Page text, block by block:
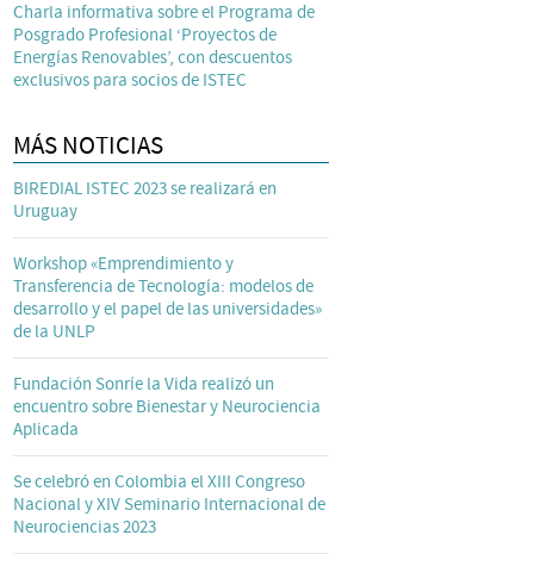
Charla informativa sobre el Programa de
Posgrado Profesional ‘Proyectos de
Energías Renovables’, con descuentos
exclusivos para socios de ISTEC
MÁS NOTICIAS
BIREDIAL ISTEC 2023 se realizará en
Uruguay
Workshop «Emprendimiento y
Transferencia de Tecnología: modelos de
desarrollo y el papel de las universidades»
de la UNLP
Fundación Sonríe la Vida realizó un
encuentro sobre Bienestar y Neurociencia
Aplicada
Se celebró en Colombia el XIII Congreso
Nacional y XIV Seminario Internacional de
Neurociencias 2023